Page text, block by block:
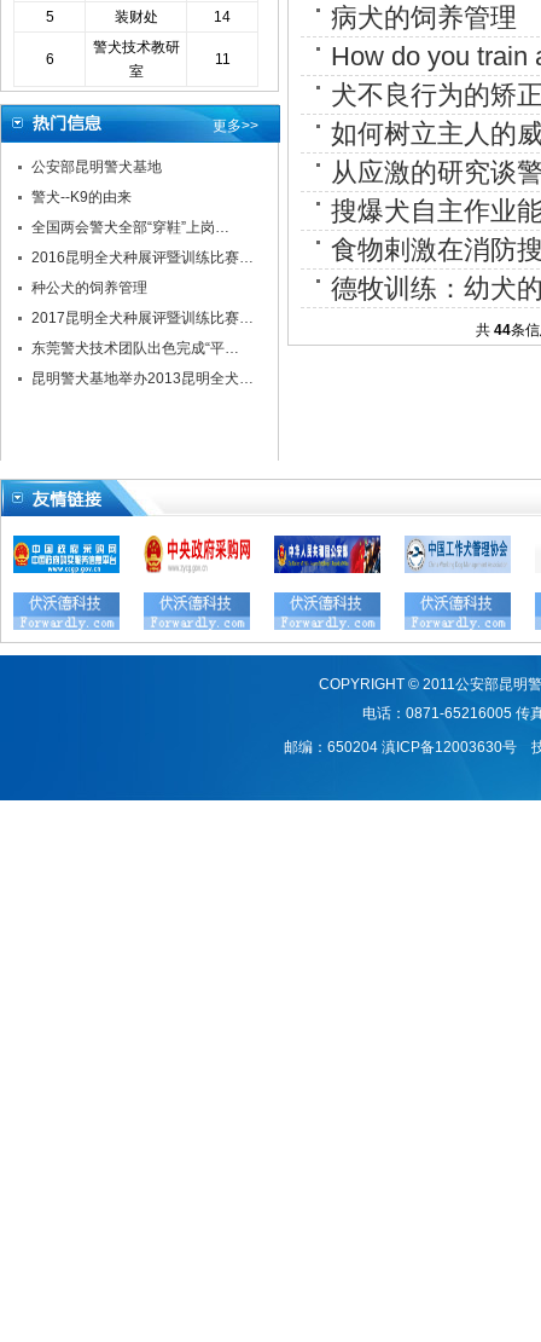
5
装财处 14
6
警犬技术教研
室
11
更多>>
公安部昆明警犬基地
警犬--K9的由来
全国两会警犬全部“穿鞋”上岗…
2016昆明全犬种展评暨训练比赛…
种公犬的饲养管理
2017昆明全犬种展评暨训练比赛…
东莞警犬技术团队出色完成“平…
昆明警犬基地举办2013昆明全犬…
病犬的饲养管理
How do you train
犬不良行为的矫
如何树立主人的
从应激的研究谈
搜爆犬自主作业
食物剌激在消防
德牧训练：幼犬
共 44条
COPYRIGHT © 2011公安部昆明
电话：0871-65216005 传
邮编：650204 滇ICP备12003630号技